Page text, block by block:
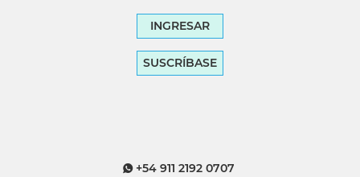
INGRESAR
SUSCRÍBASE
+54 911 2192 0707